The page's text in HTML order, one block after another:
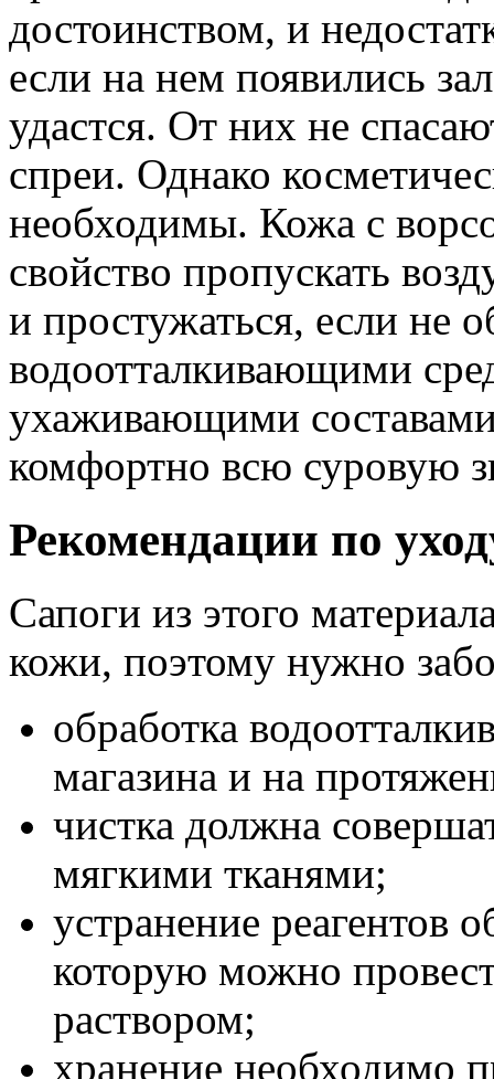
достоинством, и
если на нем появились
удастся. От них не
спреи. Однако
необходимы. Кожа с
свойство пропускать
и простужаться, если не
водоотталкивающими
ухаживающими
комфортно всю суровую
Рекомендации по
Сапоги из этого
кожи, поэтому нужно
обработка
магазина и на
чистка должна
мягкими тканями;
устранение реагентов
которую можно
раствором;
хранение необходимо